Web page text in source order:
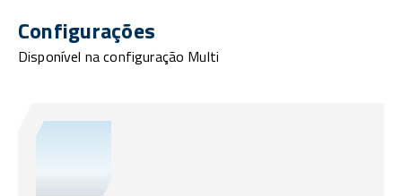
Configurações
Disponível na configuração Multi